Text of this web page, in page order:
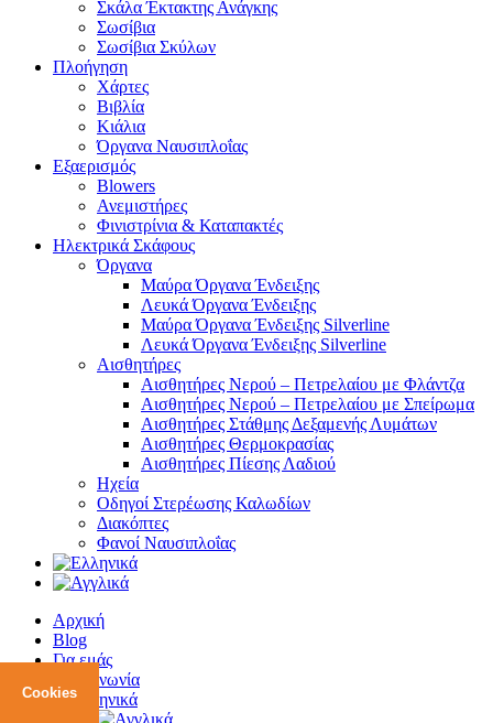
Σκάλα Έκτακτης Ανάγκης
Σωσίβια
Σωσίβια Σκύλων
Πλοήγηση
Χάρτες
Βιβλία
Κιάλια
Όργανα Ναυσιπλοΐας
Εξαερισμός
Blowers
Ανεμιστήρες
Φινιστρίνια & Καταπακτές
Ηλεκτρικά Σκάφους
Όργανα
Μαύρα Όργανα Ένδειξης
Λευκά Όργανα Ένδειξης
Μαύρα Όργανα Ένδειξης Silverline
Λευκά Όργανα Ένδειξης Silverline
Αισθητήρες
Αισθητήρες Νερού – Πετρελαίου με Φλάντζα
Αισθητήρες Νερού – Πετρελαίου με Σπείρωμα
Αισθητήρες Στάθμης Δεξαμενής Λυμάτων
Αισθητήρες Θερμοκρασίας
Αισθητήρες Πίεσης Λαδιού
Ηχεία
Οδηγοί Στερέωσης Καλωδίων
Διακόπτες
Φανοί Ναυσιπλοΐας
Αρχική
Blog
Για εμάς
Επικοινωνία
Cookies